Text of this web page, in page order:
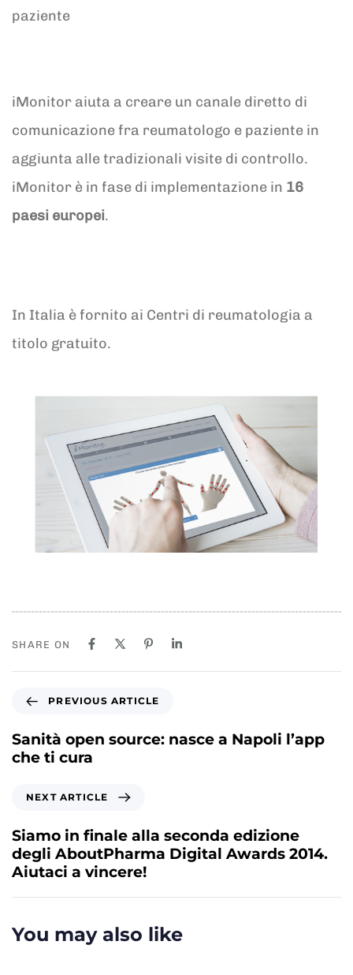
paziente
iMonitor aiuta a creare un canale diretto di
comunicazione fra reumatologo e paziente in
aggiunta alle tradizionali visite di controllo.
iMonitor è in fase di implementazione in 16
paesi europei.
In Italia è fornito ai Centri di reumatologia a
titolo gratuito.
SHARE ON
e
v
i
A
r
t
i
l
PREVIOUS ARTICLE
Sanità open source: nasce a Napoli l’app
che ti cura
x
t
A
r
t
c
NEXT ARTICLE
Siamo in finale alla seconda edizione
degli AboutPharma Digital Awards 2014.
Aiutaci a vincere!
You may also like